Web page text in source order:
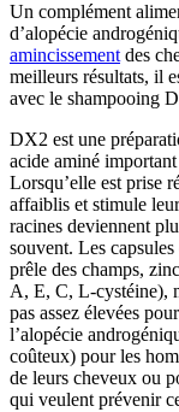
Un complément
d’alopécie
amincissement des
meilleurs résultats, il
avec le shampooing
DX2 est une
acide aminé
Lorsqu’elle est prise
affaiblis et stimule
racines deviennent
souvent. Les
prêle des champs,
A, E, C, L-cystéine),
pas assez élevées
l’alopécie
coûteux) pour les
de leurs cheveux ou
qui veulent prévenir